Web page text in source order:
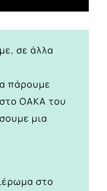
σε άλλα
πάρουμε
ΟΑΚΑ του
μια
στο